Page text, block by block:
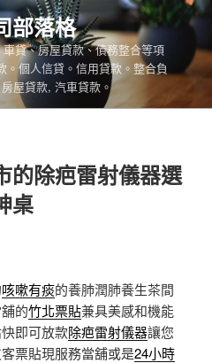
部落格
貸、房屋貸款、債務整合等項
。個人信貸。信用貸款。整合負
屋貸款, 汽車貸款。
的除疤雷射儀器選
桌
咳嗽有痰的養肺潤肺養生茶間
的竹北票貼兼具美感和機能
即可放款除疤雷射儀器讓您
票貼現服務當舖或是24小時